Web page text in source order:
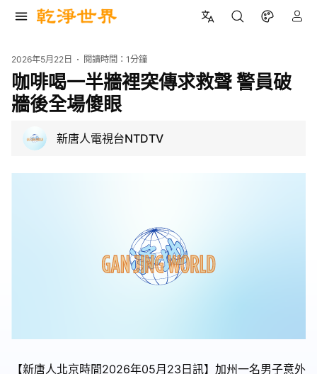
2026年5月22日 閱讀時間：1分鐘
咖啡喝一半牆裡突傳求救聲 警員破
牆後全場傻眼
新唐人電視台NTDTV
【新唐人北京時間2026年05月23日訊】加州一名男子意外